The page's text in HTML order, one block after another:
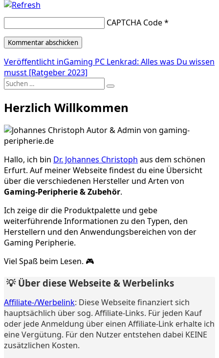
CAPTCHA Code*
Beitragsnavigation
Veröffentlicht inGaming PC Lenkrad: Alles was Du wissen
musst [Ratgeber 2023]
Suche
nach:
Suchen
Herzlich Willkommen
Hallo, ich bin Dr. Johannes Christoph aus dem schönen
Erfurt. Auf meiner Webseite findest du eine Übersicht
über die verschiedenen Hersteller und Arten von
Gaming-Peripherie & Zubehör.
Ich zeige dir die Produktpalette und gebe
weiterführende Informationen zu den Typen, den
Herstellern und den Anwendungsbereichen von der
Gaming Peripherie.
Viel Spaß beim Lesen. 🎮
💡 Über diese Webseite & Werbelinks
Affiliate-/Werbelink: Diese Webseite finanziert sich
hauptsächlich über sog. Affiliate-Links. Für jeden Kauf
oder jede Anmeldung über einen Affiliate-Link erhalte ich
eine Vergütung. Für den Nutzer entstehen dabei KEINE
zusätzlichen Kosten.